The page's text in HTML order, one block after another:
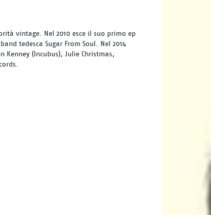
vintage. Nel 2010 esce il suo primo ep
tedesca Sugar From Soul. Nel 2014
(Incubus), Julie Christmas,